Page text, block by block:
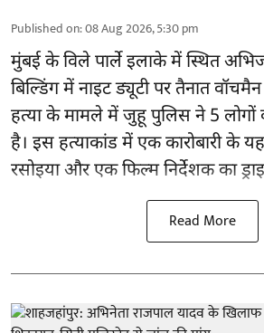
Published on:08 Aug 2026, 5:30 pm
मुंबई के विले पार्ले इलाके में स्थित
बिल्डिंग में नाइट ड्यूटी पर तैनात
हत्या के मामले में जुहू पुलिस ने 5 लोगों
है। इस हत्याकांड में एक कारोबारी के
रसोइया और एक फिल्म निर्देशक का
Read More